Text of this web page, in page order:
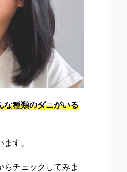
な種類のダニがいる
す。
チェックしてみま